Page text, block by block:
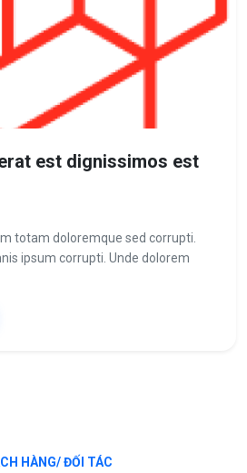
est dignissimos est
totam doloremque sed corrupti.
ipsum corrupti. Unde dolorem
HÀNG/ ĐỐI TÁC